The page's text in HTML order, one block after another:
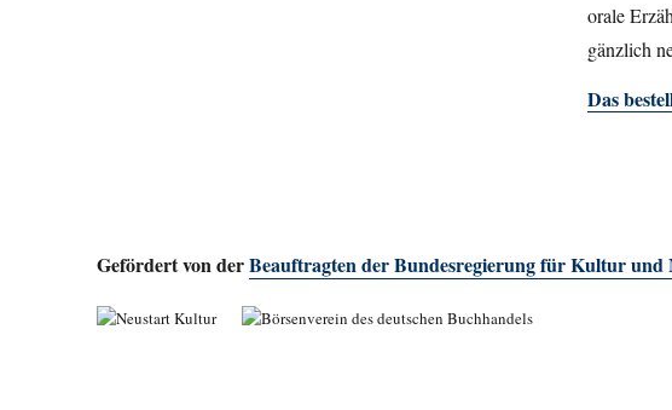
orale
gänzlich
Das
Gefördert von derBeauftragten der Bundesregierung für Kultur und